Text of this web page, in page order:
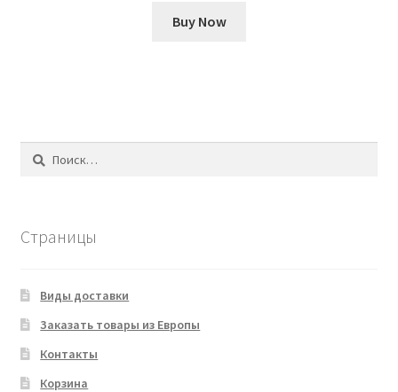
Buy Now
Найти:
Страницы
Виды доставки
Заказать товары из Европы
Контакты
Корзина